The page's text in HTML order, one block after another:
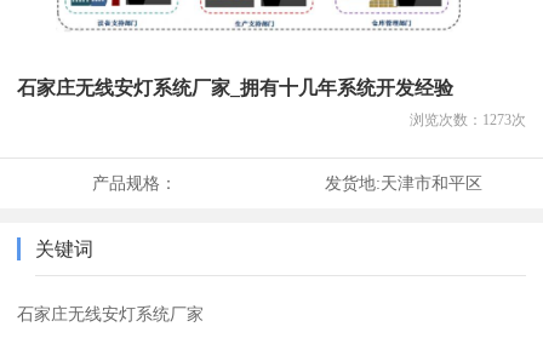
石家庄无线安灯系统厂家_拥有十几年系统开发经验
浏览次数： 1273次
产品规格： 发货地:天津市和平区
关键词
石家庄无线安灯系统厂家